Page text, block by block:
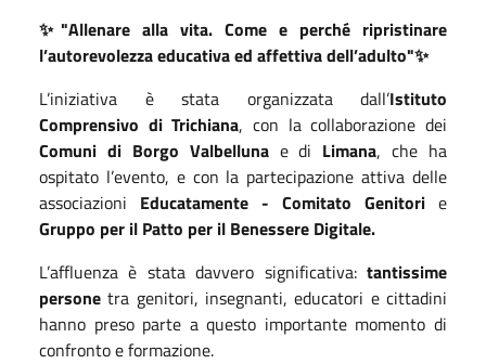
✨"Allenare alla vita. Come e perché ripristinare
l’autorevolezza educativa ed affettiva dell’adulto"✨
L’iniziativa è stata organizzata dall’Istituto
Comprensivo di Trichiana, con la collaborazione dei
Comuni di Borgo Valbellunae di Limana, che ha
ospitato l’evento, e con la partecipazione attiva delle
associazioni Educatamente - Comitato Genitori e
Gruppo per il Patto per il Benessere Digitale.
L’affluenza è stata davvero significativa: tantissime
persone tra genitori, insegnanti, educatori e cittadini
hanno preso parte a questo importante momento di
confronto e formazione.